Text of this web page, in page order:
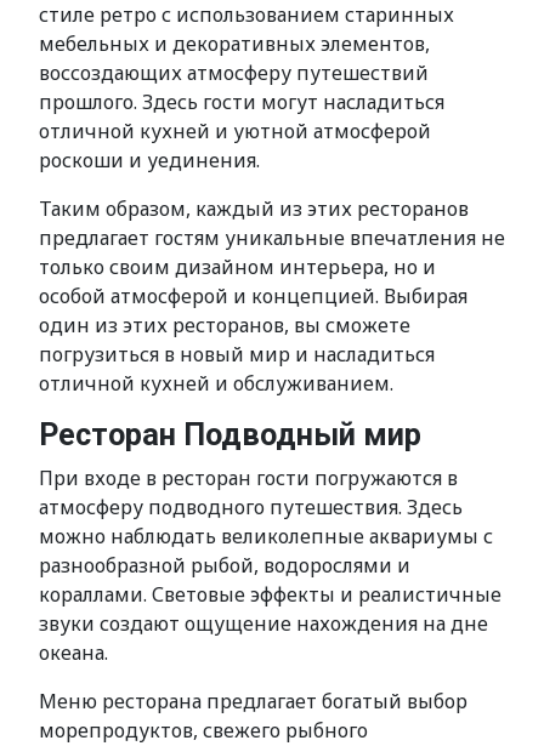
стиле ретро с использованием старинных
мебельных и декоративных элементов,
воссоздающих атмосферу путешествий
прошлого. Здесь гости могут насладиться
отличной кухней и уютной атмосферой
роскоши и уединения.
Таким образом, каждый из этих ресторанов
предлагает гостям уникальные впечатления не
только своим дизайном интерьера, но и
особой атмосферой и концепцией. Выбирая
один из этих ресторанов, вы сможете
погрузиться в новый мир и насладиться
отличной кухней и обслуживанием.
Ресторан Подводный мир
При входе в ресторан гости погружаются в
атмосферу подводного путешествия. Здесь
можно наблюдать великолепные аквариумы с
разнообразной рыбой, водорослями и
кораллами. Световые эффекты и реалистичные
звуки создают ощущение нахождения на дне
океана.
Меню ресторана предлагает богатый выбор
морепродуктов, свежего рыбного